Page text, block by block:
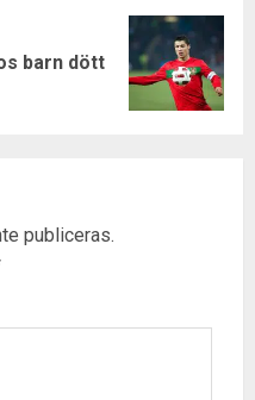
barn dött
publiceras.